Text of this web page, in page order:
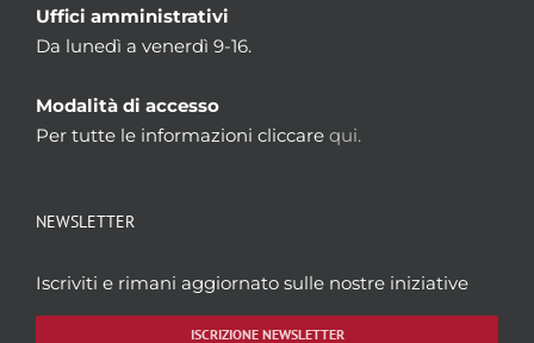
Uffici amministrativi
Da lunedì a venerdì 9-16.
Modalità di accesso
Per tutte le informazioni cliccare qui.
NEWSLETTER
Iscriviti e rimani aggiornato sulle nostre iniziative
ISCRIZIONE NEWSLETTER